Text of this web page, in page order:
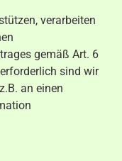
verarbeiten
gemäß Art. 6
sind wir
an einen